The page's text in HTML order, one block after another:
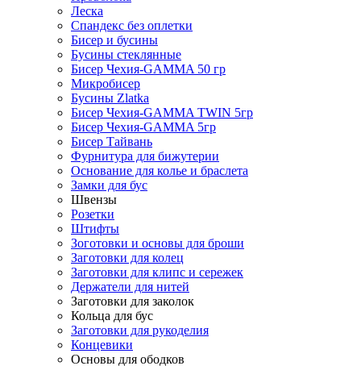
Леска
Спандекс без оплетки
Бисер и бусины
Бусины стеклянные
Бисер Чехия-GAMMA 50 гр
Микробисер
Бусины Zlatka
Бисер Чехия-GAMMA TWIN 5гр
Бисер Чехия-GAMMA 5гр
Бисер Тайвань
Фурнитура для бижутерии
Основание для колье и браслета
Замки для бус
Швензы
Розетки
Штифты
Зоготовки и основы для броши
Заготовки для колец
Заготовки для клипс и сережек
Держатели для нитей
Заготовки для заколок
Кольца для бус
Заготовки для рукоделия
Концевики
Основы для ободков